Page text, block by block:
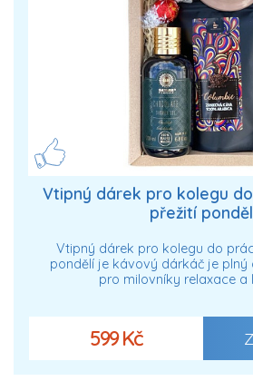
Vtipný dárek pro kolegu
přežití
Vtipný dárek pro kolegu do
pondělí je kávový dárkáč je plný
pro milovníky relaxace a
599 Kč